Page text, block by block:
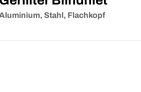
Stahl, Flachkopf